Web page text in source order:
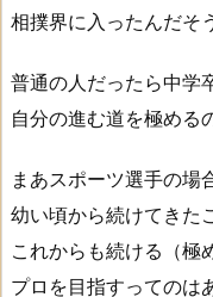
相撲界に入ったんだそ
普通の人だったら中学
自分の進む道を極める
まあスポーツ選手の場
幼い頃から続けてきた
これからも続ける（極
プロを目指すってのは